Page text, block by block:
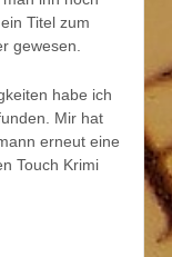
Titel zum
gewesen.
habe ich
Mir hat
erneut eine
Touch Krimi